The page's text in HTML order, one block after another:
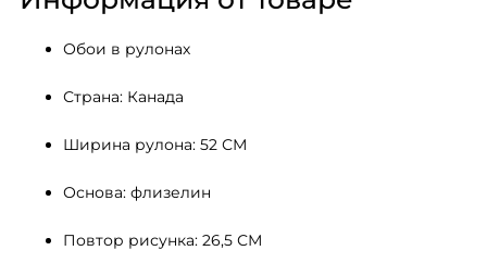
Обои в рулонах
Страна: Канада
Ширина рулона: 52 СМ
Основа: флизелин
Повтор рисунка: 26,5 СМ